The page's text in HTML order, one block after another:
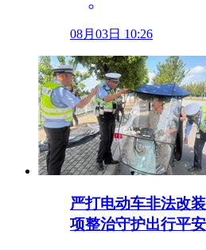
08月03日 10:26
严打电动车非法改
项整治守护出行平安